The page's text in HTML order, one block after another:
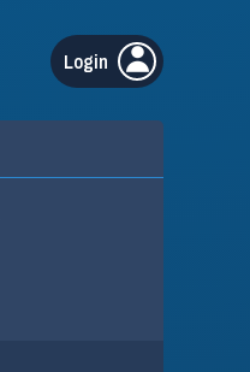
Login